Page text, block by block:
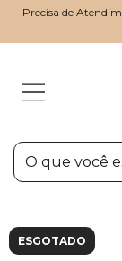
Precisa de
ESGOTADO